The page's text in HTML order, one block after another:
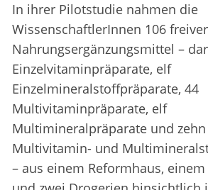
In ihrer Pilotstudie nahmen die
WissenschaftlerInnen 106
Nahrungsergänzungsmittel –
Einzelvitaminpräparate, elf
Einzelmineralstoffpräparate, 44
Multivitaminpräparate, elf
Multimineralpräparate und zehn
Multivitamin- und
– aus einem Reformhaus,